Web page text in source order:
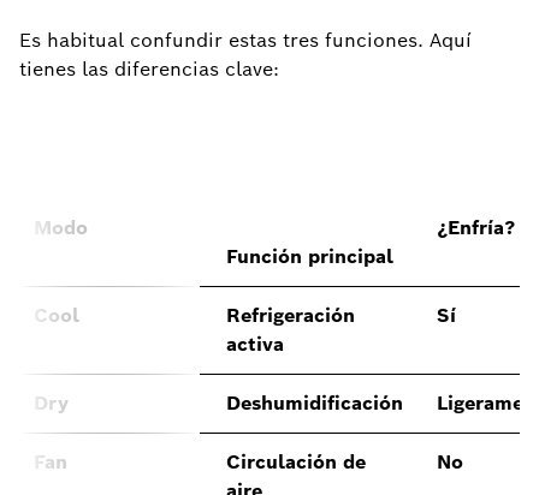
Es habitual confundir estas tres funciones. Aquí
tienes las diferencias clave:
Modo
Función principal
¿Enfría?
Cool
Refrigeración
activa
Sí
Dry Deshumidificación
Fan
Circulación de
No